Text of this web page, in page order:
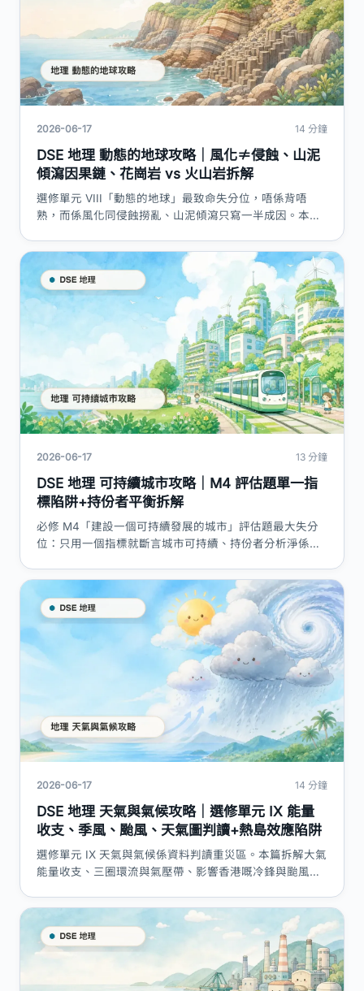
2026-06-17 14 分鐘
DSE 地理 動態的地球攻略｜風化≠侵蝕、山泥
傾瀉因果鏈、花崗岩 vs 火山岩拆解
選修單元 VIII「動態的地球」最致命失分位，唔係背唔
熟，而係風化同侵蝕撈亂、山泥傾瀉只寫一半成因。本篇
花崗岩腐岩→孔隙水壓→崩塌完整因果鏈、斜坡管理評
估，附評分點表同答題技巧。
2026-06-17 13 分鐘
DSE 地理 可持續城市攻略｜M4 評估題單一指
標陷阱+持份者平衡拆解
必修 M4「建設一個可持續發展的城市」評估題最大失分
位：只用一個指標就斷言城市可持續、持份者分析淨係背
bid-rent 地價、城市問題與重建模式，附評分點表同答題
2026-06-17 14 分鐘
DSE 地理 天氣與氣候攻略｜選修單元 IX 能量
收支、季風、颱風、天氣圖判讀+熱島效應陷阱
選修單元 IX 天氣與氣候係資料判讀重災區。本篇拆解大氣
能量收支、三圈環流與氣壓帶、影響香港嘅冷鋒與颱風、
失分位，附評分點表同答題技巧 callout。